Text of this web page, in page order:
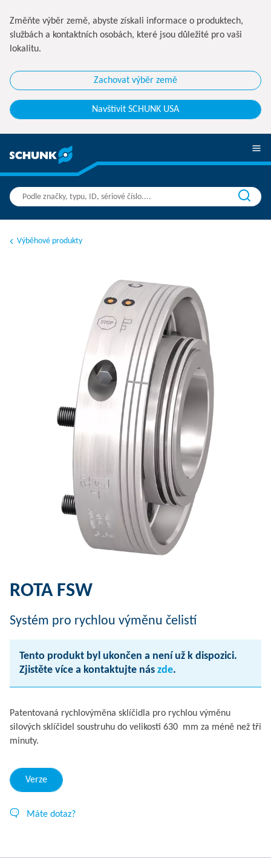
Změňte výběr země, abyste získali informace o produktech,
službách a kontaktních osobách, které jsou důležité pro vaši
lokalitu.
Zachovat výběr země
Navštívit SCHUNK USA
Výběhové produkty
ROTA FSW
Systém pro rychlou výměnu čelistí
Tento produkt byl ukončen a není už k dispozici.
Zjistěte více a kontaktujte nás zde.
Patentovaná rychlovýměna sklíčidla pro rychlou výměnu
silových sklíčidel soustruhu do velikosti 630 mm za méně než tři
minuty.
Verze
Máte dotaz?